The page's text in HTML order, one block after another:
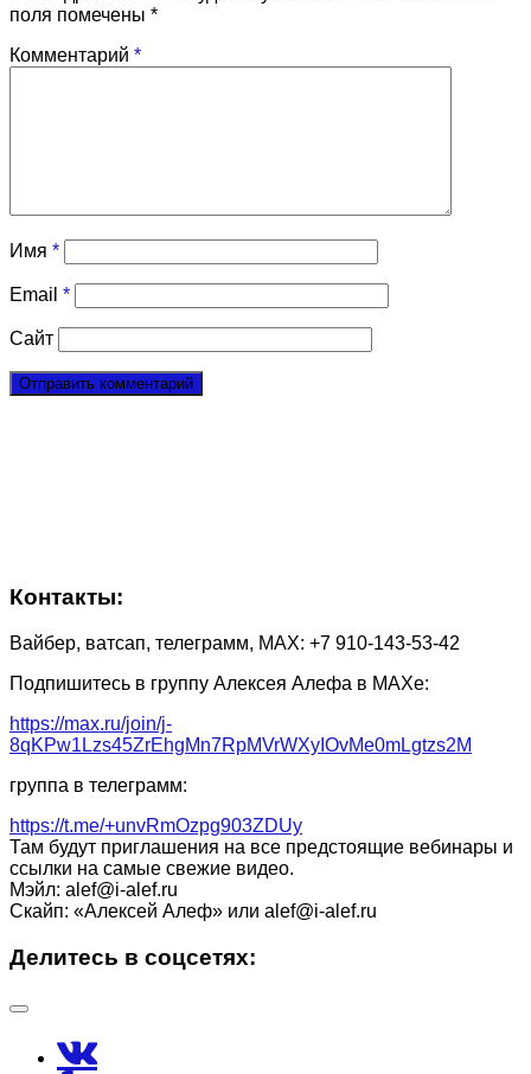
поля помечены *
Комментарий *
Имя *
Email *
Сайт
Контакты:
Вайбер, ватсап, телеграмм, МАХ: +7 910-143-53-42
Подпишитесь в группу Алексея Алефа в МАХе:
https://max.ru/join/j-
8qKPw1Lzs45ZrEhgMn7RpMVrWXyIOvMe0mLgtzs2M
группа в телеграмм:
https://t.me/+unvRmOzpg903ZDUy
Там будут приглашения на все предстоящие вебинары и
ссылки на самые свежие видео.
Мэйл: alef@i-alef.ru
Скайп: «Алексей Алеф» или alef@i-alef.ru
Делитесь в соцсетях: